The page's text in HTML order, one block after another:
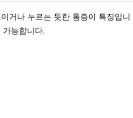
거나 누르는 듯한 통증이 특징입니
능합니다.